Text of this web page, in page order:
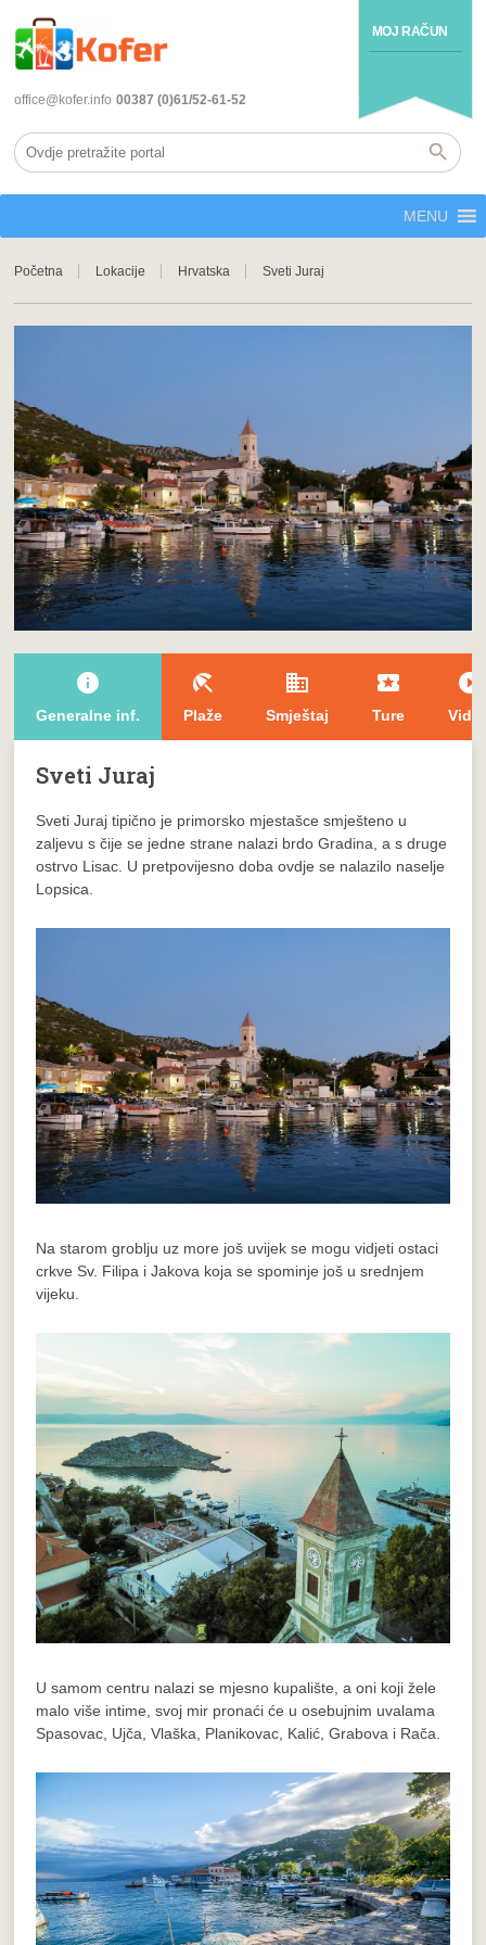
MOJ RAČUN
office@kofer.info 00387 (0)61/52-61-52
MENU
Početna Lokacije Hrvatska Sveti Juraj
info
Generalne inf.
beach_access
Plaže
domain
Smještaj
local_play
Ture
play_circle_filled
Sveti Juraj
Sveti Juraj tipično je primorsko mjestašce smješteno u
zaljevu s čije se jedne strane nalazi brdo Gradina, a s druge
ostrvo Lisac. U pretpovijesno doba ovdje se nalazilo naselje
Lopsica.
Na starom groblju uz more još uvijek se mogu vidjeti ostaci
crkve Sv. Filipa i Jakova koja se spominje još u srednjem
vijeku.
U samom centru nalazi se mjesno kupalište, a oni koji žele
malo više intime, svoj mir pronaći će u osebujnim uvalama
Spasovac, Ujča, Vlaška, Planikovac, Kalić, Grabova i Rača.